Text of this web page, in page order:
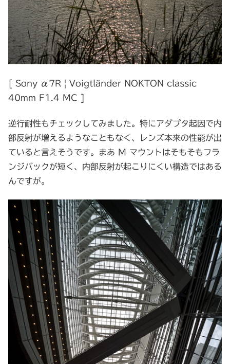
[ Sony α7R | Voigtländer NOKTON classic
40mm F1.4 MC ]
逆行耐性もチェックしてみました。特にアダプタ起因で内
部反射が増えるようなこともなく、レンズ本来の性能が出
ていると言えそうです。まあ M マウントはそもそもフラ
ンジバックが短く、内部反射が起こりにくい構造ではある
んですが。